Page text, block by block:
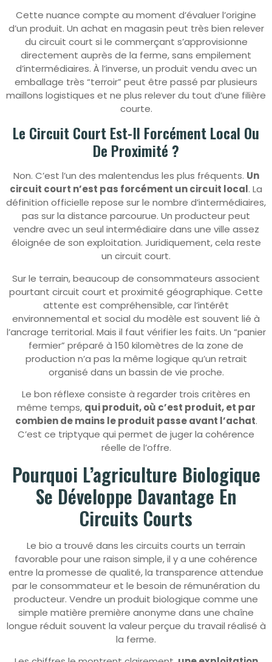
Cette nuance compte au moment d’évaluer l’origine
d’un produit. Un achat en magasin peut très bien relever
du circuit court si le commerçant s’approvisionne
directement auprès de la ferme, sans empilement
d’intermédiaires. À l’inverse, un produit vendu avec un
emballage très “terroir” peut être passé par plusieurs
maillons logistiques et ne plus relever du tout d’une filière
courte.
Le Circuit Court Est-Il Forcément Local Ou
De Proximité ?
Non. C’est l’un des malentendus les plus fréquents. Un
circuit court n’est pas forcément un circuit local. La
définition officielle repose sur le nombre d’intermédiaires,
pas sur la distance parcourue. Un producteur peut
vendre avec un seul intermédiaire dans une ville assez
éloignée de son exploitation. Juridiquement, cela reste
un circuit court.
Sur le terrain, beaucoup de consommateurs associent
pourtant circuit court et proximité géographique. Cette
attente est compréhensible, car l’intérêt
environnemental et social du modèle est souvent lié à
l’ancrage territorial. Mais il faut vérifier les faits. Un “panier
fermier” préparé à 150 kilomètres de la zone de
production n’a pas la même logique qu’un retrait
organisé dans un bassin de vie proche.
Le bon réflexe consiste à regarder trois critères en
même temps, qui produit, où c’est produit, et par
combien de mains le produit passe avant l’achat.
C’est ce triptyque qui permet de juger la cohérence
réelle de l’offre.
Pourquoi L’agriculture Biologique
Se Développe Davantage En
Circuits Courts
Le bio a trouvé dans les circuits courts un terrain
favorable pour une raison simple, il y a une cohérence
entre la promesse de qualité, la transparence attendue
par le consommateur et le besoin de rémunération du
producteur. Vendre un produit biologique comme une
simple matière première anonyme dans une chaîne
longue réduit souvent la valeur perçue du travail réalisé à
la ferme.